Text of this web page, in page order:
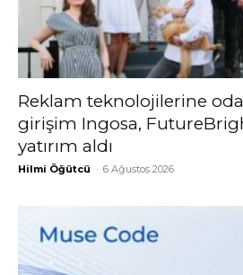
Reklam teknolojilerine
girişim Ingosa,
yatırım aldı
Hilmi Öğütcü - 6 Ağustos 2026